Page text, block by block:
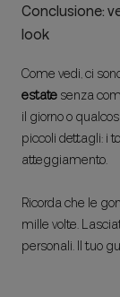
Conclusione:
look
Come vedi, ci
estatesenza
il giorno o
piccoli dettagli: i
atteggiamento.
Ricorda che le
mille volte.
personali. Il tuo